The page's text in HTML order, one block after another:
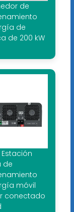
de
de
de 200 kW
de
móvil
conectado